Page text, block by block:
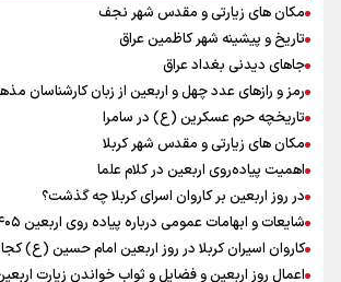
نصیری: امیدوارم با خوشرنگ‌ترین مدال‌ها به ایران
حسینی در اردو به تیم انگیزه می‌دهد/ امیدوارم
داشته باشد
میان صعود و سقوط
افزایش تعداد قربانیان تیراندازی در مدرسه تایلندی
گوشت ارزان نمی‌شود
دانیال شه‌بخش: اردوی ازبکستان کیفیت فنی تیم ملی را
مدال ناگویا باید قهرمانان جهان و المپیک را شکست
موسی جنپو، بازیکن فصل گذشته استقلال به
مکان های زیارتی و مقدس شهر نجف
تاریخ و پیشینه شهر کاظمین عراق
جاهای دیدنی بغداد عراق
رمز و رازهای عدد چهل و اربعین از زبان کارشناسان
تاریخچه حرم عسکرین (ع) در سامرا
مکان های زیارتی و مقدس شهر کربلا
اهمیت پیاده‌روی اربعین در کلام علما
در روز اربعین بر کاروان اسرای کربلا چه گذشت؟
شایعات و ابهامات عمومی درباره پیاده روی اربعین ۱۴۰۵
کاروان اسیران کربلا در روز اربعین امام حسین (ع)
اعمال روز اربعین و فضایل و ثواب خواندن زیارت